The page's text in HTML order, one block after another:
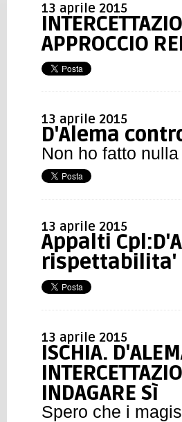
13 aprile 2015
APPROCCIO
13 aprile 2015
D'Alema
Non ho fatto
13 aprile 2015
Appalti
rispettabilita'
13 aprile 2015
ISCHIA.
INDAGARE Sì
Spero che i